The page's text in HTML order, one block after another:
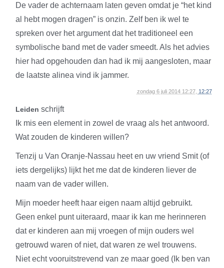
De vader de achternaam laten geven omdat je “het kind
al hebt mogen dragen” is onzin. Zelf ben ik wel te
spreken over het argument dat het traditioneel een
symbolische band met de vader smeedt. Als het advies
hier had opgehouden dan had ik mij aangesloten, maar
de laatste alinea vind ik jammer.
zondag 6 juli 2014 12:27, 12:27
Leiden schrijft
Ik mis een element in zowel de vraag als het antwoord.
Wat zouden de kinderen willen?
Tenzij u Van Oranje-Nassau heet en uw vriend Smit (of
iets dergelijks) lijkt het me dat de kinderen liever de
naam van de vader willen.
Mijn moeder heeft haar eigen naam altijd gebruikt.
Geen enkel punt uiteraard, maar ik kan me herinneren
dat er kinderen aan mij vroegen of mijn ouders wel
getrouwd waren of niet, dat waren ze wel trouwens.
Niet echt vooruitstrevend van ze maar goed (Ik ben van